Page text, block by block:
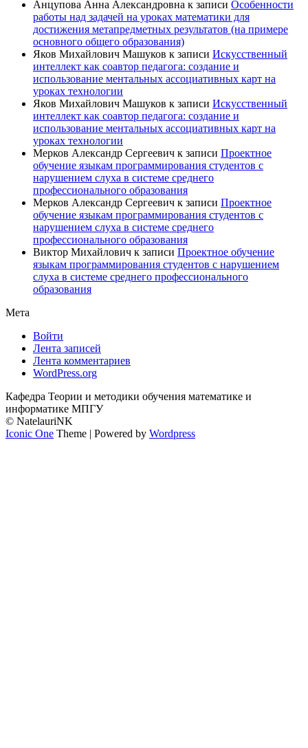
Анцупова Анна Александровна к записи Особенности
работы над задачей на уроках математики для
достижения метапредметных результатов (на примере
основного общего образования)
Яков Михайлович Машуков к записи Искусственный
интеллект как соавтор педагога: создание и
использование ментальных ассоциативных карт на
уроках технологии
Яков Михайлович Машуков к записи Искусственный
интеллект как соавтор педагога: создание и
использование ментальных ассоциативных карт на
уроках технологии
Мерков Александр Сергеевич к записи Проектное
обучение языкам программирования студентов с
нарушением слуха в системе среднего
профессионального образования
Мерков Александр Сергеевич к записи Проектное
обучение языкам программирования студентов с
нарушением слуха в системе среднего
профессионального образования
Виктор Михайлович к записи Проектное обучение
языкам программирования студентов с нарушением
слуха в системе среднего профессионального
образования
Мета
Войти
Лента записей
Лента комментариев
WordPress.org
Кафедра Теории и методики обучения математике и
информатике МПГУ
© NatelauriNK
Iconic One Theme | Powered by Wordpress